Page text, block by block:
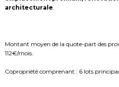
architecturale
Montant moyen de la quote-part des
112€/mois.
Copropriété comprenant : 6 lots